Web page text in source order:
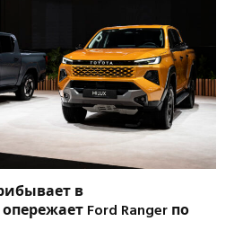
в
Ford Ranger по